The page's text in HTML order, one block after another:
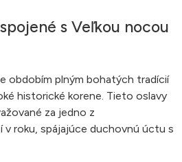
s Veľkou nocou
obdobím plným bohatých tradícií
historické korene. Tieto oslavy
za jedno z
v roku, spájajúce duchovnú úctu s